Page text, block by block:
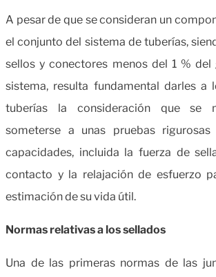
A pesar de que se consideran un
el conjunto del sistema de tuberías,
sellos y conectores menos del 1 %
sistema, resulta fundamental darles a
tuberías la consideración que se
someterse a unas pruebas
capacidades, incluida la fuerza de
contacto y la relajación de esfuerzo
estimación de su vida útil.
Normas relativas a los sellados
Una de las primeras normas de las